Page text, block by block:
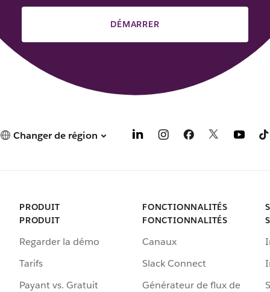
DÉMARRER
Changer de région
PRODUIT
PRODUIT
Regarder la démo
Tarifs
Payant vs. Gratuit
FONCTIONNALITÉS
FONCTIONNALITÉS
Canaux
Slack Connect
Générateur de flux de